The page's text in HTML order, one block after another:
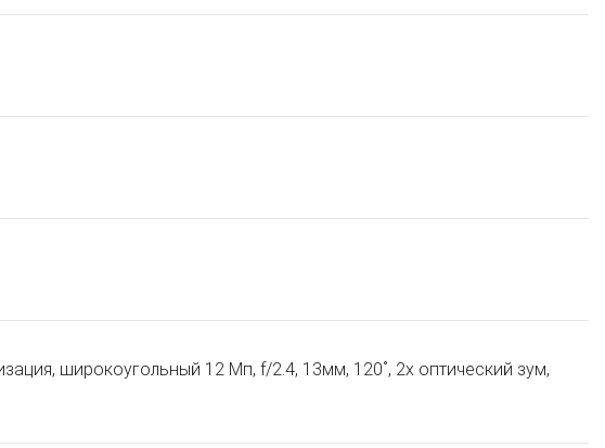
широкоугольный 12 Мп, f/2.4, 13мм, 120˚, 2x оптический зум,